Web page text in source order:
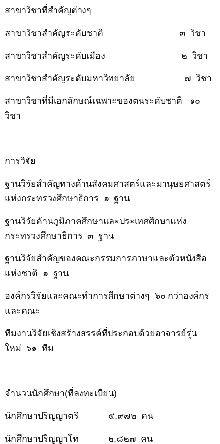
สาขาวิชาที่สำคัญต่างๆ
สาขาวิชาสำคัญระดับชาติ ๓ วิชา
สาขาวิชาสำคัญระดับเมือง ๒ วิชา
สาขาวิชาสำคัญระดับมหาวิทยาลัย ๗ วิชา
สาขาวิชาที่มีเอกลักษณ์เฉพาะของตนระดับชาติ ๑๐
วิชา
การวิจัย
ฐานวิจัยสำคัญทางด้านสังคมศาสตร์และมานุษยศาสตร์
แห่งกระทรวงศึกษาธิการ ๑ ฐาน
ฐานวิจัยด้านภูมิภาคศึกษาและประเทศศึกษาแห่ง
กระทรวงศึกษาธิการ ๓ ฐาน
ฐานวิจัยสำคัญของคณะกรรมการภาษาและตัวหนังสือ
แห่งชาติ ๑ ฐาน
องค์กรวิจัยและคณะทำการศึกษาต่างๆ ๖๐ กว่าองค์กร
และคณะ
ทีมงานวิจัยเชิงสร้างสรรค์ที่ประกอบด้วยอาจารย์รุ่น
ใหม่ ๖๑ ทีม
จำนวนนักศึกษา(ที่ลงทะเบียน)
นักศึกษาปริญญาตรี ๕,๙๗๒ คน
นักศึกษาปริญญาโท ๒,๘๒๗ คน